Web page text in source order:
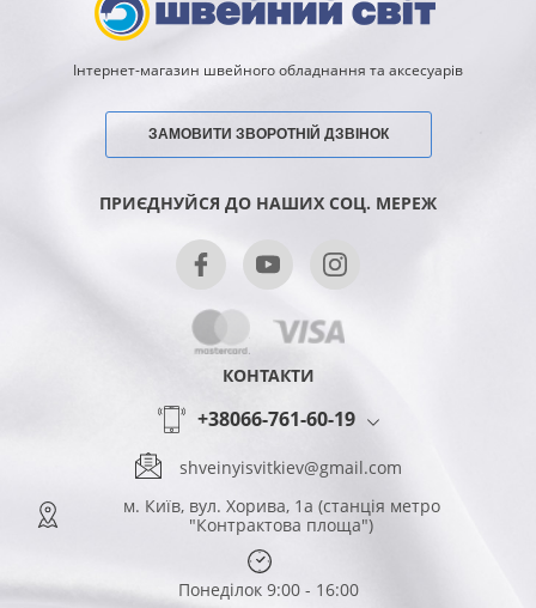
Інтернет-магазин швейного обладнання та аксесуарів
ЗАМОВИТИ ЗВОРОТНІЙ ДЗВІНОК
ПРИЄДНУЙСЯ ДО НАШИХ СОЦ. МЕРЕЖ
КОНТАКТИ
+38066-761-60-19
shveinyisvitkiev@gmail.com
м. Київ, вул. Хорива, 1а (станція метро
"Контрактова площа")
Понеділок 9:00 - 16:00